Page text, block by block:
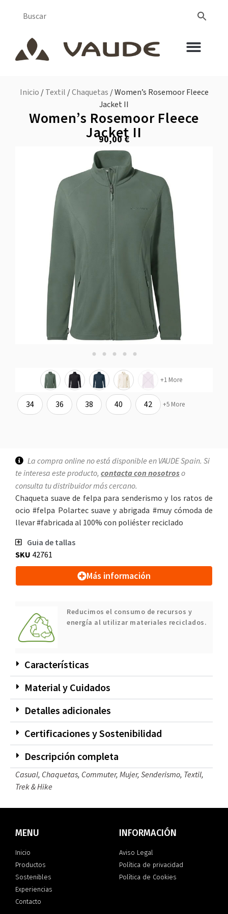
Inicio /Textil /Chaquetas / Women’s Rosemoor Fleece
Jacket II
Women’s Rosemoor Fleece
Jacket II
90,00€
+1 More
34 36 38 40 42 +5 More
La compra online no está disponible en VAUDE Spain. Si
te interesa este producto, contacta con nosotroso
consulta tu distribuidor más cercano.
Chaqueta suave de felpa para senderismo y los ratos de
ocio #felpa Polartec suave y abrigada #muy cómoda de
llevar #fabricada al 100% con poliéster reciclado
Guia de tallas
SKU 42761
Más información
Reducimos el consumo de recursos y
energía al utilizar materiales reciclados.
Características
Material y Cuidados
Detalles adicionales
Certificaciones y Sostenibilidad
Descripción completa
Casual, Chaquetas, Commuter, Mujer, Senderismo, Textil,
Trek & Hike
MENU
Inicio
Productos
Sostenibles
Experiencias
Contacto
INFORMACIÓN
Aviso Legal
Política de privacidad
Política de Cookies